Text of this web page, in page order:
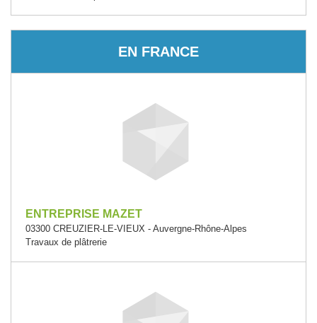
EN FRANCE
ENTREPRISE MAZET
03300 CREUZIER-LE-VIEUX - Auvergne-Rhône-Alpes
Travaux de plâtrerie